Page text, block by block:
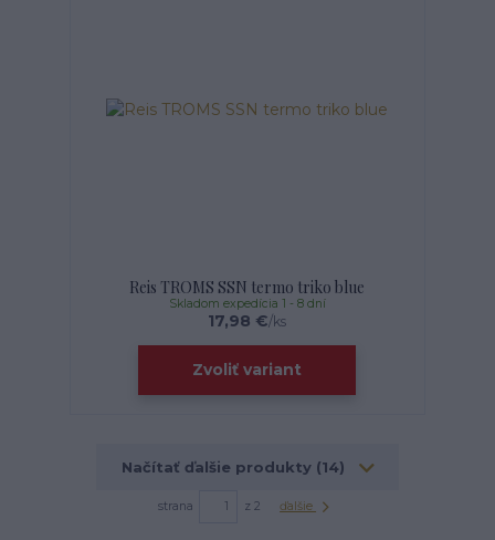
Reis TROMS SSN termo triko blue
17,98 €/ks
Skladom expedícia 1 - 8 dní
Zvoliť variant
Načítať ďalšie produkty (14)
strana z 2 ďalšie